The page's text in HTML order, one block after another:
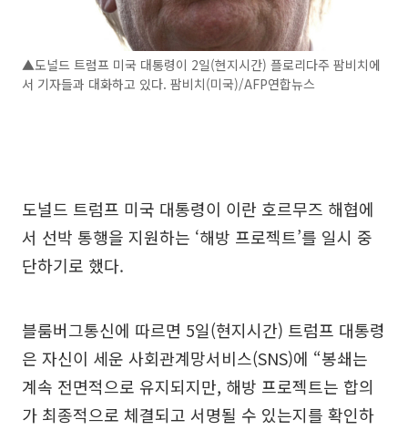
▲도널드 트럼프 미국 대통령이 2일(현지시간) 플로리다주 팜비치에
서 기자들과 대화하고 있다. 팜비치(미국)/AFP연합뉴스
도널드 트럼프 미국 대통령이 이란 호르무즈 해협에
서 선박 통행을 지원하는 ‘해방 프로젝트’를 일시 중
단하기로 했다.
블룸버그통신에 따르면 5일(현지시간) 트럼프 대통령
은 자신이 세운 사회관계망서비스(SNS)에 “봉쇄는
계속 전면적으로 유지되지만, 해방 프로젝트는 합의
가 최종적으로 체결되고 서명될 수 있는지를 확인하